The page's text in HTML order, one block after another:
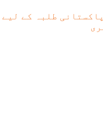
طلبہ کے لیے